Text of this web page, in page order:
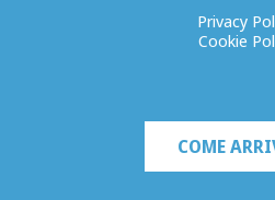
Privacy
Cookie
COME